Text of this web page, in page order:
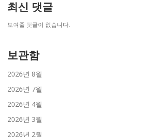
최신 댓글
보여줄 댓글이 없습니다.
보관함
2026년 8월
2026년 7월
2026년 4월
2026년 3월
2026년 2월